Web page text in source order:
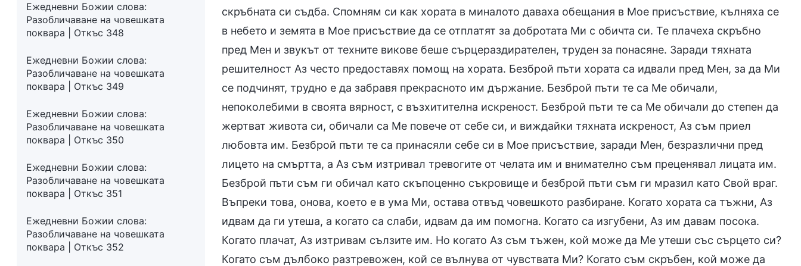
Ежедневни Божии слова:
Разобличаване на човешката
поквара | Откъс 348
Ежедневни Божии слова:
Разобличаване на човешката
поквара | Откъс 349
Ежедневни Божии слова:
Разобличаване на човешката
поквара | Откъс 350
Ежедневни Божии слова:
Разобличаване на човешката
поквара | Откъс 351
Ежедневни Божии слова:
Разобличаване на човешката
поквара | Откъс 352
скръбната си съдба. Спомням си как хората в миналото даваха обещания в Мое присъствие, кълняха се
в небето и земята в Мое присъствие да се отплатят за добротата Ми с обичта си. Те плачеха скръбно
пред Мен и звукът от техните викове беше сърцераздирателен, труден за понасяне. Заради тяхната
решителност Аз често предоставях помощ на хората. Безброй пъти хората са идвали пред Мен, за да Ми
се подчинят, трудно е да забравя прекрасното им държание. Безброй пъти те са Ме обичали,
непоколебими в своята вярност, с възхитителна искреност. Безброй пъти те са Ме обичали до степен да
жертват живота си, обичали са Ме повече от себе си, и виждайки тяхната искреност, Аз съм приел
любовта им. Безброй пъти те са принасяли себе си в Мое присъствие, заради Мен, безразлични пред
лицето на смъртта, а Аз съм изтривал тревогите от челата им и внимателно съм преценявал лицата им.
Безброй пъти съм ги обичал като скъпоценно съкровище и безброй пъти съм ги мразил като Свой враг.
Въпреки това, онова, което е в ума Ми, остава отвъд човешкото разбиране. Когато хората са тъжни, Аз
идвам да ги утеша, а когато са слаби, идвам да им помогна. Когато са изгубени, Аз им давам посока.
Когато плачат, Аз изтривам сълзите им. Но когато Аз съм тъжен, кой може да Ме утеши със сърцето си?
Когато съм дълбоко разтревожен, кой се вълнува от чувствата Ми? Когато съм скръбен, кой може да